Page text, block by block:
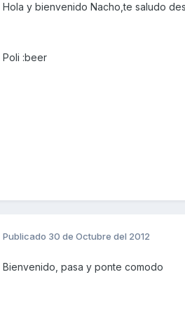
Hola y bienvenido Nacho,te saludo
Poli :beer
Publicado 30 de Octubre del 2012
Bienvenido, pasa y ponte comodo